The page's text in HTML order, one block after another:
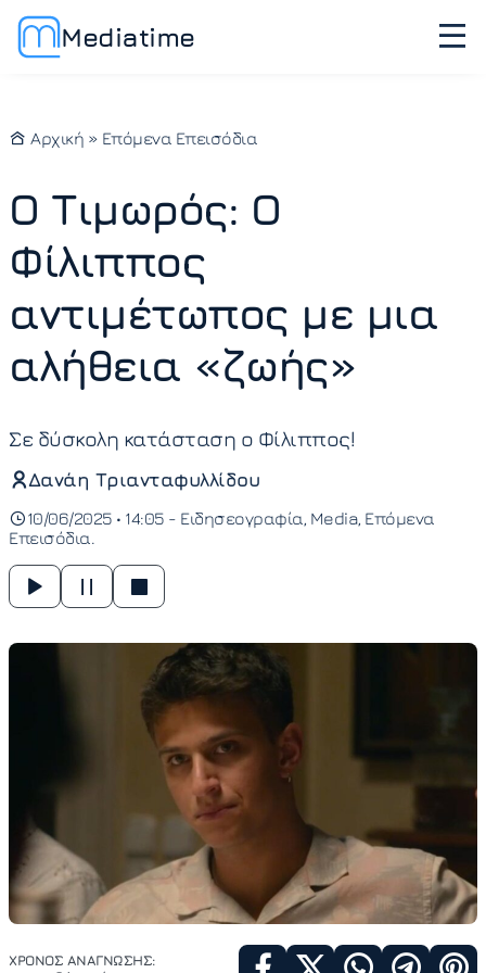
Mediatime
Αρχική » Επόμενα Επεισόδια
Ο Τιμωρός: Ο
Φίλιππος
αντιμέτωπος με μια
αλήθεια «ζωής»
Σε δύσκολη κατάσταση ο Φίλιππος!
Δανάη Τριανταφυλλίδου
10/06/2025 • 14:05 - Ειδησεογραφία Media Επόμενα
Επεισόδια
ΧΡΟΝΟΣ ΑΝΑΓΝΩΣΗΣ: